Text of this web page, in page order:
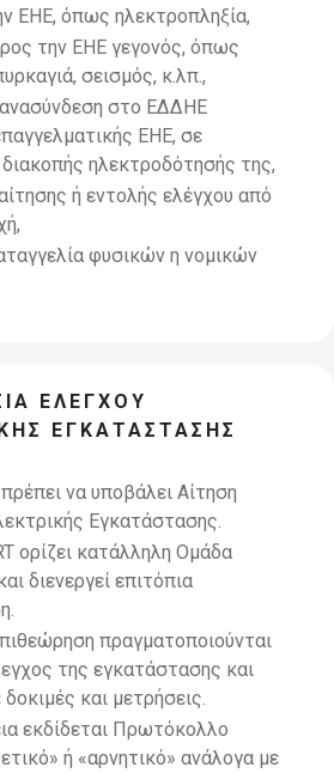
ΕΗΕ, όπως ηλεκτροπληξία,
την ΕΗΕ γεγονός, όπως
σεισμός, κ.λπ.,
στο ΕΔΔΗΕ
ΕΗΕ, σε
ηλεκτροδότησής της,
ή εντολής ελέγχου από
φυσικών η νομικών
ΕΛΕΓΧΟΥ
ΕΓΚΑΤΑΣΤΑΣΗΣ
να υποβάλει Αίτηση
Εγκατάστασης.
ορίζει κατάλληλη Ομάδα
διενεργεί επιτόπια
πραγματοποιούνται
της εγκατάστασης και
και μετρήσεις.
εκδίδεται Πρωτόκολλο
ή «αρνητικό» ανάλογα με